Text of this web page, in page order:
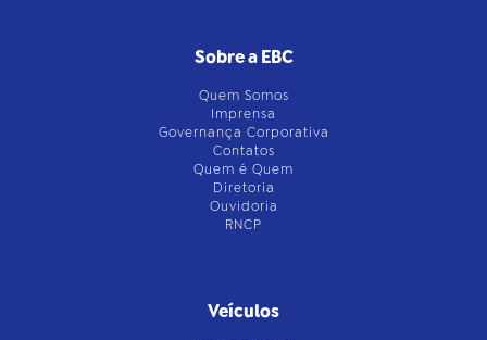
Sobre a EBC
Quem Somos
Imprensa
Governança Corporativa
Contatos
Quem é Quem
Diretoria
Ouvidoria
RNCP
Veículos